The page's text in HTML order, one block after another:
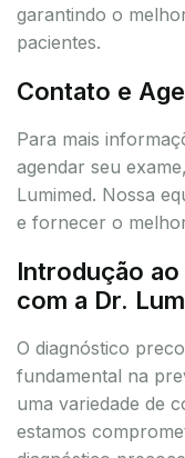
garantindo o
pacientes.
Contato e
Para mais
agendar seu
Lumimed. Nossa
e fornecer o
Introdução
com a Dr.
O diagnóstico
fundamental na
uma variedade de
estamos